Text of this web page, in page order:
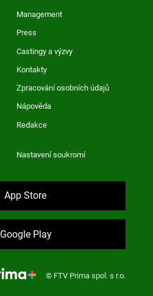
Management
Press
Castingy a výzvy
Kontakty
Zpracování osobních údajů
Nápověda
Redakce
Nastavení soukromí
App Store
Google Play
© FTV Prima spol. s r.o.